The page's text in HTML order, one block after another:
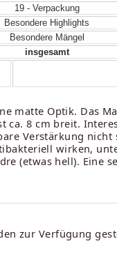
19 - Verpackung
Besondere Highlights
Besondere Mängel
insgesamt
matte Optik. Das
ca. 8 cm breit.
Verstärkung
wirken,
(etwas hell). Eine
zur Verfügung